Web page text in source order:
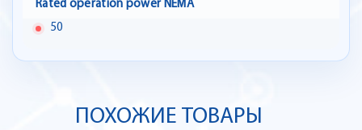
Rated operation power NEMA
50
ПОХОЖИЕ ТОВАРЫ